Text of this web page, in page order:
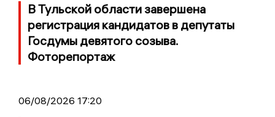
В Тульской области завершена
регистрация кандидатов в депутаты
Госдумы девятого созыва.
Фоторепортаж
06/08/2026 17:20